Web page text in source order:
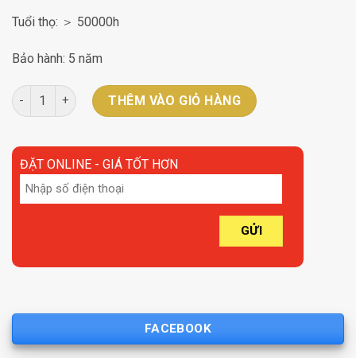
Tuổi thọ: ＞ 50000h
Bảo hành: 5 năm
Đèn sân vườn DLG-LED-015 số lượng
THÊM VÀO GIỎ HÀNG
ĐẶT ONLINE - GIÁ TỐT HƠN
FACEBOOK